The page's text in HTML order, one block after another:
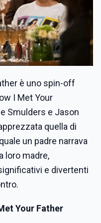
è uno spin-off
I Met Your
Smulders e Jason
quella di
un padre narrava
loro madre,
e divertenti
Your Father